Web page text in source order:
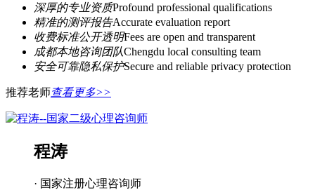
深厚的专业资质Profound professional qualifications
精准的测评报告Accurate evaluation report
收费标准公开透明Fees are open and transparent
成都本地咨询团队Chengdu local consulting team
安全可靠隐私保护Secure and reliable privacy protection
推荐老师查看更多>>
程涛
· 国家注册心理咨询师